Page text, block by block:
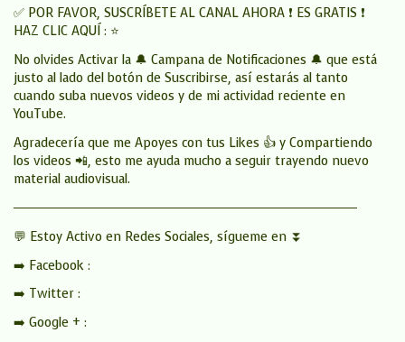
✅ POR FAVOR, SUSCRÍBETE AL CANAL AHORA ❗ ES GRATIS ❗
HAZ CLIC AQUÍ : ⭐
No olvides Activar la 🔔 Campana de Notificaciones 🔔 que está
justo al lado del botón de Suscribirse, así estarás al tanto
cuando suba nuevos videos y de mi actividad reciente en
YouTube.
Agradecería que me Apoyes con tus Likes 👍 y Compartiendo
los videos 📲, esto me ayuda mucho a seguir trayendo nuevo
material audiovisual.
──────────────────────────────────────
💬 Estoy Activo en Redes Sociales, sígueme en ⏬
➡️ Facebook :
➡️ Twitter :
➡️ Google + :